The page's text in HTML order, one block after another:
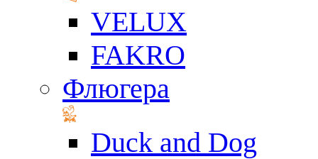
VELUX
FAKRO
Флюгера
Duck and Dog